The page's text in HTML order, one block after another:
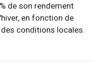
de son rendement
en fonction de
conditions locales.